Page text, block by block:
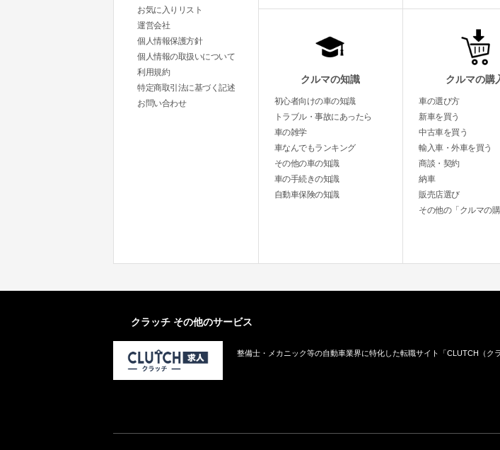
お気に入りリスト
運営会社
個人情報保護方針
個人情報の取扱いについて
利用規約
特定商取引法に基づく記述
お問い合わせ
クルマの知識
初心者向けの車の知識
トラブル・事故にあったら
車の雑学
車なんでもランキング
その他の車の知識
車の手続きの知識
自動車保険の知識
クルマの購
車の選び方
新車を買う
中古車を買う
輸入車・外車を買う
商談・契約
納車
販売店選び
その他の「クルマの購
クラッチ その他のサービス
整備士・メカニック等の自動車業界に特化した転職サイト「CLUTCH（ク